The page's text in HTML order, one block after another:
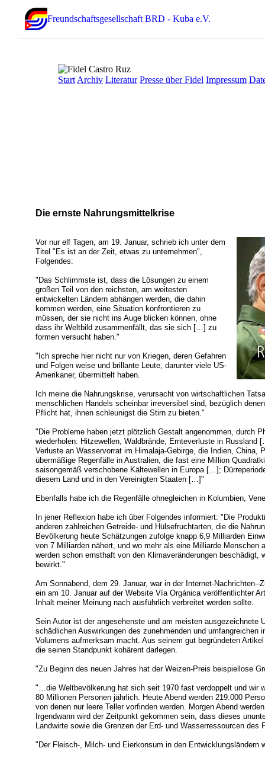
Freundschaftsgesellschaft BRD - Kuba e.V.
Start Archiv Literatur Presse über Fidel Impressum
Die ernste Nahrungsmittelkrise
Vor nur elf Tagen, am 19. Januar, schrieb ich unter dem
Titel "Es ist an der Zeit, etwas zu unternehmen",
Folgendes:
"Das Schlimmste ist, dass die Lösungen zu einem
großen Teil von den reichsten, am weitesten
entwickelten Ländern abhängen werden, die dahin
kommen werden, eine Situation konfrontieren zu
müssen, der sie nicht ins Auge blicken können, ohne
dass ihr Weltbild zusammenfällt, das sie sich […] zu
formen versucht haben."
"Ich spreche hier nicht nur von Kriegen, deren Gefahren
und Folgen weise und brillante Leute, darunter viele US-
Amerikaner, übermittelt haben.
Ich meine die Nahrungskrise, verursacht von wirtschaftlichen
menschlichen Handels scheinbar irreversibel sind, bezüglich
Pflicht hat, ihnen schleunigst die Stirn zu bieten."
"Die Probleme haben jetzt plötzlich Gestalt angenommen, durch
wiederholen: Hitzewellen, Waldbrände, Ernteverluste in
Verluste an Wasservorrat im Himalaja-Gebirge, die Indien, China,
übermäßige Regenfälle in Australien, die fast eine Million
saisongemäß verschobene Kältewellen in Europa […];
diesem Land und in den Vereinigten Staaten […]"
Ebenfalls habe ich die Regenfälle ohnegleichen in Kolumbien,
In jener Reflexion habe ich über Folgendes informiert: "Die
anderen zahlreichen Getreide- und Hülsefruchtarten, die die
Bevölkerung heute Schätzungen zufolge knapp 6,9 Milliarden
von 7 Milliarden nähert, und wo mehr als eine Milliarde Menschen
werden schon ernsthaft von den Klimaveränderungen beschädigt,
bewirkt."
Am Sonnabend, dem 29. Januar, war in der Internet-
ein am 10. Januar auf der Website Vía Orgánica veröffentlichter
Inhalt meiner Meinung nach ausführlich verbreitet werden sollte.
Sein Autor ist der angesehenste und am meisten ausgezeichnete
schädlichen Auswirkungen des zunehmenden und umfangreichen
Volumens aufmerksam macht. Aus seinem gut begründeten
die seinen Standpunkt kohärent darlegen.
"Zu Beginn des neuen Jahres hat der Weizen-Preis beispiellose
"…die Weltbevölkerung hat sich seit 1970 fast verdoppelt und wir
80 Millionen Personen jährlich. Heute Abend werden 219.000
von denen nur leere Teller vorfinden werden. Morgen Abend
Irgendwann wird der Zeitpunkt gekommen sein, dass dieses
Landwirte sowie die Grenzen der Erd- und Wasserressourcen des
"Der Fleisch-, Milch- und Eierkonsum in den Entwicklungsländern